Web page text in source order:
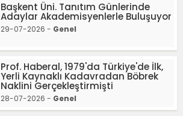
Başkent Üni. Tanıtım Günlerinde
Adaylar Akademisyenlerle Buluşuyor
29-07-2026 - Genel
Prof. Haberal, 1979'da Türkiye'de İlk,
Yerli Kaynaklı Kadavradan Böbrek
Naklini Gerçekleştirmişti
28-07-2026 - Genel